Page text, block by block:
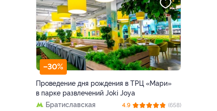
–30%
Проведение дня рождения в ТРЦ «Мари»
в парке развлечений Joki Joya
Братиславская
4.9 (658)